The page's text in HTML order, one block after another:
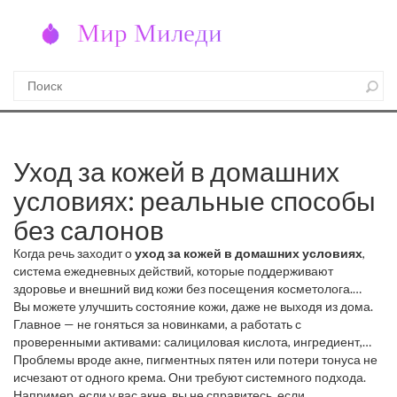
Уход за кожей в домашних
условиях: реальные способы
без салонов
Когда речь заходит оуход за кожей в домашних условиях,
система ежедневных действий, которые поддерживают
здоровье и внешний вид кожи без посещения косметолога.
Также известный какдомашний уход за лицом , он — не роскошь,
а база, на которой держится любая эффективная косметология.
Многие думают, что это просто кремы и тоники. Но настоящий
уход — это про последовательность, про понимание, что ваша
кожа — не экран, который можно перезагрузить.
Вы можете улучшить состояние кожи, даже не выходя из дома.
Главное — не гоняться за новинками, а работать с
проверенными активами: салициловая кислота, ингредиент,
который очищает поры и борется с воспалениями, особенно
при акне,ниацинамид,вещество, которое уменьшает
Проблемы вроде акне, пигментных пятен или потери тонуса не
исчезают от одного крема. Они требуют системного подхода.